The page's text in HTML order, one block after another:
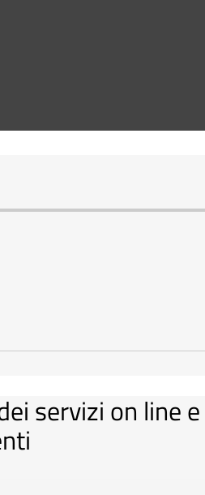
servizi on line